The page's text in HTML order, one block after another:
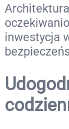
inwestycja